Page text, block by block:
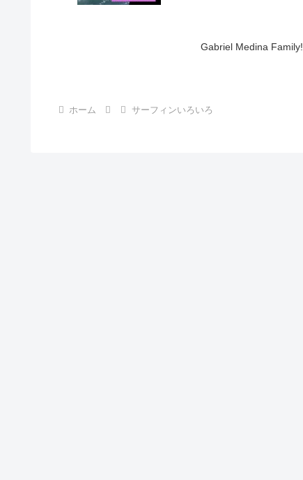
Gabriel Medina
ホーム サーフィンいろいろ